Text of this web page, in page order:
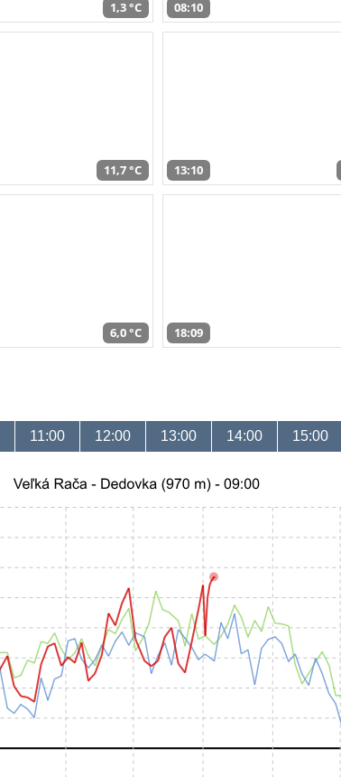
1,3 °C 08:10
11,7 °C 13:10
6,0 °C 18:09
11:00 12:00 13:00 14:00 15:00